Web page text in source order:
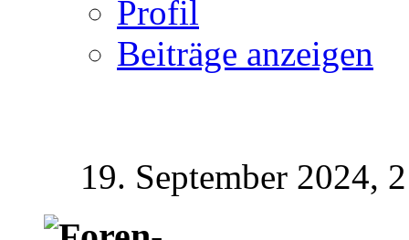
Profil
Beiträge anzeigen
19. September 2024,